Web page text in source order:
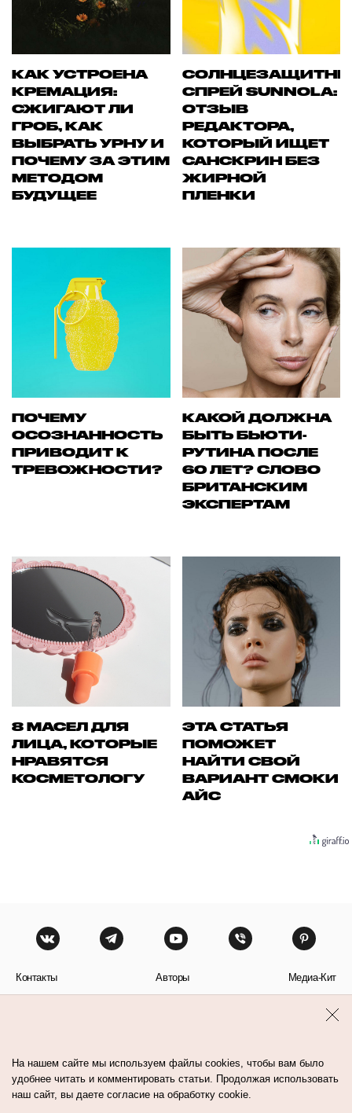
КАК УСТРОЕНА
КРЕМАЦИЯ:
СЖИГАЮТ ЛИ
ГРОБ, КАК
ВЫБРАТЬ УРНУ И
ПОЧЕМУ ЗА ЭТИМ
МЕТОДОМ
БУДУЩЕЕ
СПРЕЙ SUNNOLA:
ОТЗЫВ
РЕДАКТОРА,
КОТОРЫЙ ИЩЕТ
САНСКРИН БЕЗ
ЖИРНОЙ
ПЛЕНКИ
ПОЧЕМУ
ОСОЗНАННОСТЬ
ПРИВОДИТ К
ТРЕВОЖНОСТИ?
КАКОЙ ДОЛЖНА
БЫТЬ БЬЮТИ-
РУТИНА ПОСЛЕ
60 ЛЕТ? СЛОВО
БРИТАНСКИМ
ЭКСПЕРТАМ
8 МАСЕЛ ДЛЯ
ЛИЦА, КОТОРЫЕ
НРАВЯТСЯ
КОСМЕТОЛОГУ
ЭТА СТАТЬЯ
ПОМОЖЕТ
НАЙТИ СВОЙ
ВАРИАНТ СМОКИ
АЙС
Контакты Авторы Медиа-Кит
На нашем сайте мы используем файлы cookies, чтобы вам было
удобнее читать и комментировать статьи. Продолжая использовать
наш сайт, вы даете согласие на обработку cookie.